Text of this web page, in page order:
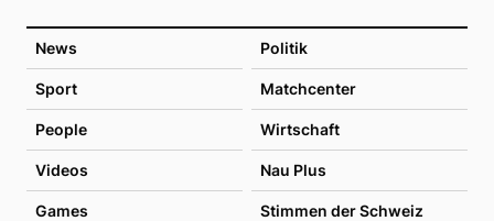
News Politik
Sport Matchcenter
People Wirtschaft
Videos Nau Plus
Games Stimmen der Schweiz